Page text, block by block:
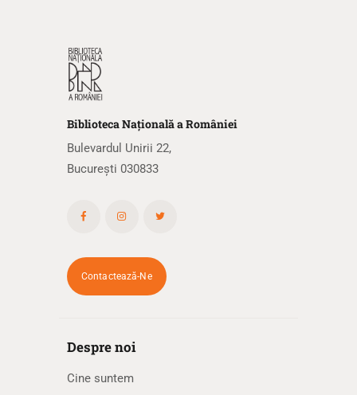
BibliotecaNaționalăa României
Bulevardul Unirii 22,
București 030833
Contactează-Ne
Despre noi
Cine suntem